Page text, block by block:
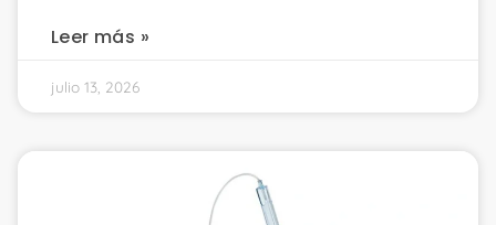
Leer más »
julio 13, 2026